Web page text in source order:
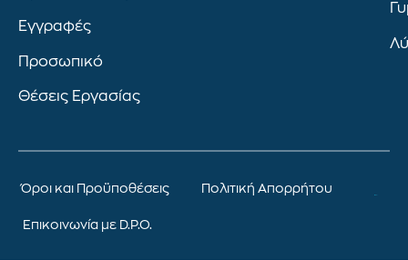
Εγγραφές
Προσωπικό
Θέσεις Εργασίας
Όροι και Προϋποθέσεις Πολιτική Απορρήτου
Επικοινωνία με D.P.O.